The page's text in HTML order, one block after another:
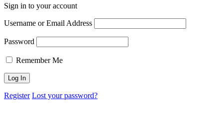
Sign in to your account
Username or Email Address
Password
Remember Me
Register Lost your password?